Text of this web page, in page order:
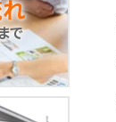
で